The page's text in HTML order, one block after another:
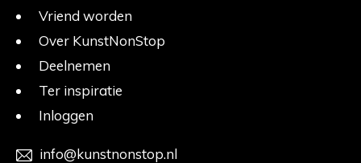
Vriend worden
Over KunstNonStop
Deelnemen
Ter inspiratie
Inloggen
info@kunstnonstop.nl